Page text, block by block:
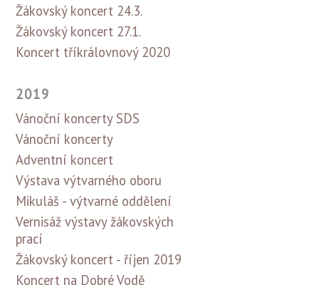
Žákovský koncert 24.3.
Žákovský koncert 27.1.
Koncert tříkrálovnový 2020
2019
Vánoční koncerty SDS
Vánoční koncerty
Adventní koncert
Výstava výtvarného oboru
Mikuláš - výtvarné oddělení
Vernisáž výstavy žákovských
prací
Žákovský koncert - říjen 2019
Koncert na Dobré Vodě